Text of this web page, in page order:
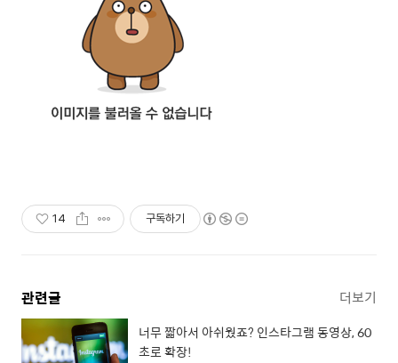
14 구독하기
관련글 더보기
너무 짧아서 아쉬웠죠? 인스타그램 동영상, 60
초로 확장!